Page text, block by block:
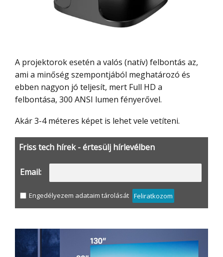
A projektorok esetén a valós (natív) felbontás az,
ami a minőség szempontjából meghatározó és
ebben nagyon jó teljesít, mert Full HD a
felbontása, 300 ANSI lumen fényerővel.
Akár 3-4 méteres képet is lehet vele vetíteni.
Friss tech hírek - értesülj hírlevélben
Email:
Engedélyezem adataim tárolását Feliratkozom